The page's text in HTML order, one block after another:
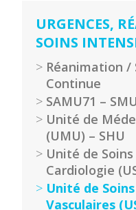
Développement
Durable
recherche
clinique
Portail
transparence
Recherche
clinique
URGENCES,
SOINS
Réanimation /
Continue
SAMU71 –
Unité de
(UMU) – SHU
Unité de
Cardiologie
Unité de
Vasculaires